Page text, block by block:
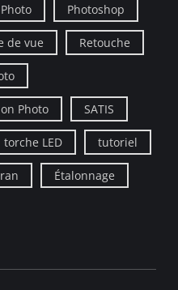
Photo Photoshop
de vue Retouche
Photo SATIS
torche LED tutoriel
Étalonnage